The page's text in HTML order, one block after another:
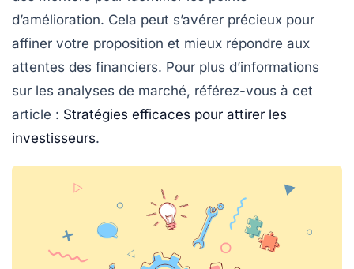
d’amélioration. Cela peut s’avérer précieux pour
affiner votre proposition et mieux répondre aux
attentes des financiers. Pour plus d’informations
sur les analyses de marché, référez-vous à cet
article : Stratégies efficaces pour attirer les
investisseurs.